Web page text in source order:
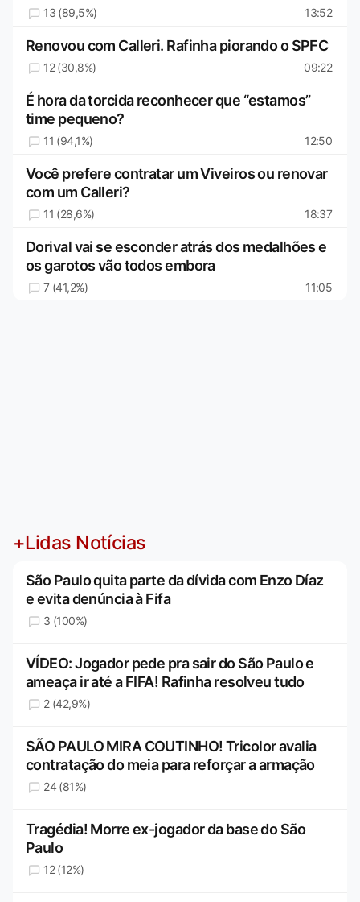
13 (89,5%) 13:52
Renovou com Calleri. Rafinha piorando o SPFC
12 (30,8%) 09:22
É hora da torcida reconhecer que “estamos”
time pequeno?
11 (94,1%) 12:50
Você prefere contratar um Viveiros ou renovar
com um Calleri?
11 (28,6%) 18:37
Dorival vai se esconder atrás dos medalhões e
os garotos vão todos embora
7 (41,2%) 11:05
+Lidas Notícias
São Paulo quita parte da dívida com Enzo Díaz
e evita denúncia à Fifa
3 (100%)
VÍDEO: Jogador pede pra sair do São Paulo e
ameaça ir até a FIFA! Rafinha resolveu tudo
2 (42,9%)
SÃO PAULO MIRA COUTINHO! Tricolor avalia
contratação do meia para reforçar a armação
24 (81%)
Tragédia! Morre ex-jogador da base do São
Paulo
12 (12%)